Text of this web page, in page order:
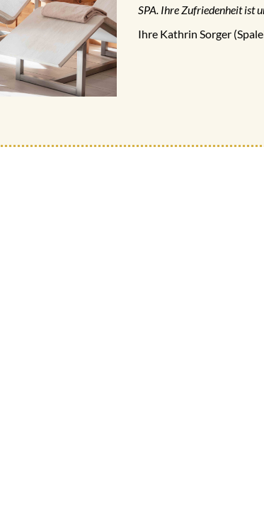
SPA. Ihre Zufriedenheit ist
Ihre Kathrin Sorger